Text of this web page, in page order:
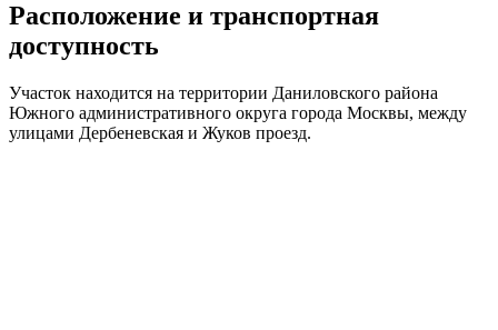
Расположение и транспортная
доступность
Участок находится на территории Даниловского района
Южного административного округа города Москвы, между
улицами Дербеневская и Жуков проезд.